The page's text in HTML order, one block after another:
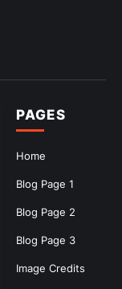
PAGES
Home
Blog Page 1
Blog Page 2
Blog Page 3
Image Credits